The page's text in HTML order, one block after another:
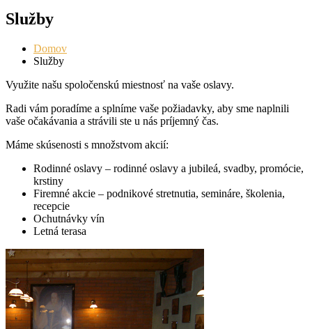
Služby
Domov
Služby
Využite našu spoločenskú miestnosť na vaše oslavy.
Radi vám poradíme a splníme vaše požiadavky, aby sme naplnili
vaše očakávania a strávili ste u nás príjemný čas.
Máme skúsenosti s množstvom akcií:
Rodinné oslavy – rodinné oslavy a jubileá, svadby, promócie,
krstiny
Firemné akcie – podnikové stretnutia, semináre, školenia,
recepcie
Ochutnávky vín
Letná terasa